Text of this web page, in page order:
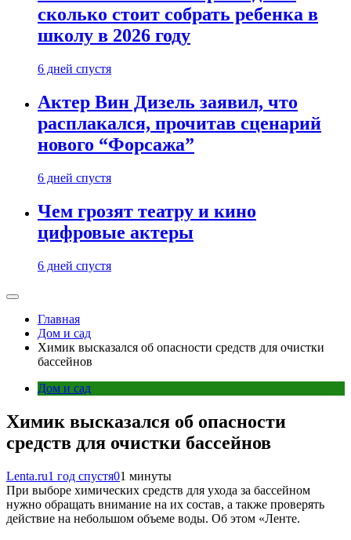
сколько стоит собрать ребенка в
школу в 2026 году
6 дней спустя
Актер Вин Дизель заявил, что
расплакался, прочитав сценарий
нового “Форсажа”
6 дней спустя
Чем грозят театру и кино
цифровые актеры
6 дней спустя
Главная
Дом и сад
Химик высказался об опасности средств для очистки
бассейнов
Дом и сад
Химик высказался об опасности
средств для очистки бассейнов
Lenta.ru1 год спустя01 минуты
При выборе химических средств для ухода за бассейном
нужно обращать внимание на их состав, а также проверять
действие на небольшом объеме воды. Об этом «Ленте.